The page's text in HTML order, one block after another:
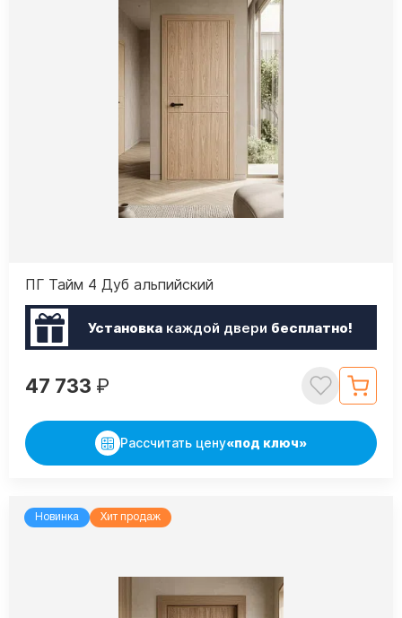
ПГ Тайм 4 Дуб альпийский
Установкакаждой двери бесплатно!
47 733 ₽
Рассчитать цену«под ключ»
Новинка Хит продаж